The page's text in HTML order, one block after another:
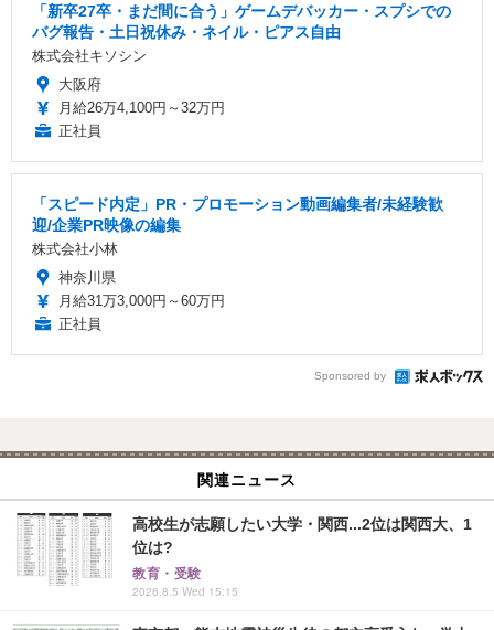
「新卒27卒・まだ間に合う」ゲームデバッカー・スプシでの
バグ報告・土日祝休み・ネイル・ピアス自由
株式会社キソシン
大阪府
月給26万4,100円～32万円
正社員
「スピード内定」PR・プロモーション動画編集者/未経験歓
迎/企業PR映像の編集
株式会社小林
神奈川県
月給31万3,000円～60万円
正社員
Sponsored by
関連ニュース
高校生が志願したい大学・関西...2位は関西大、1
位は?
教育・受験
2026.8.5 Wed 15:15